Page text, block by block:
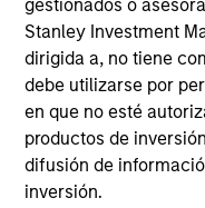
gestionados o
Stanley Investment
dirigida a, no tiene
debe utilizarse por
en que no esté
productos de
difusión de
inversión.
investor. Prior to his
Head of Asian
Stanley, Research
of banks in Asia
analyst, he covered
He earned his
Calcutta University
Indian Institute of